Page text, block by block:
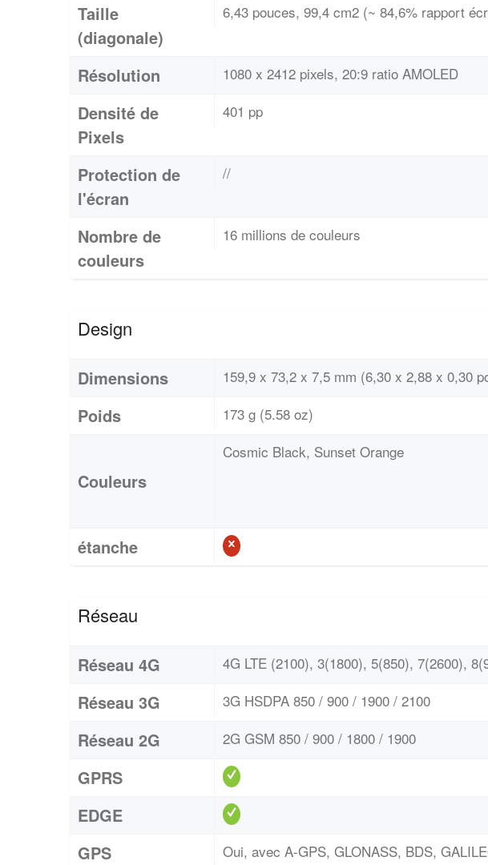
Taille
(diagonale)
6,43 pouces, 99,4 cm2 (~ 84,6% rapport
Résolution 1080 x 2412 pixels, 20:9 ratio AMOLED
Densité de
Pixels
401 pp
Protection de
l'écran
//
Nombre de
couleurs
16 millions de couleurs
Design
Dimensions 159,9 x 73,2 x 7,5 mm (6,30 x 2,88 x 0,30
Poids 173 g (5.58 oz)
Couleurs
Cosmic Black, Sunset Orange
étanche
Réseau
Réseau 4G 4G LTE (2100), 3(1800), 5(850), 7(2600),
Réseau 3G 3G HSDPA 850 / 900 / 1900 / 2100
Réseau 2G 2G GSM 850 / 900 / 1800 / 1900
GPRS
EDGE
GPS
Oui, avec A-GPS, GLONASS, BDS,